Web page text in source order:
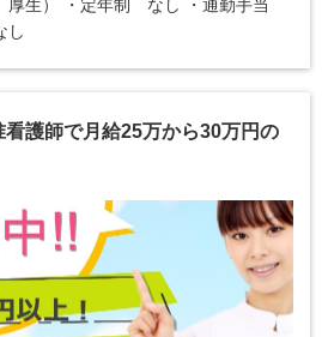
厚生） ・定年制 なし ・通勤手当
し
護師で月給25万から30万円の